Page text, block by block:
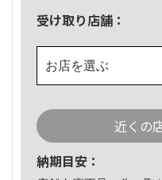
受け取り店舗：
お店を選ぶ
近くの
納期目安：